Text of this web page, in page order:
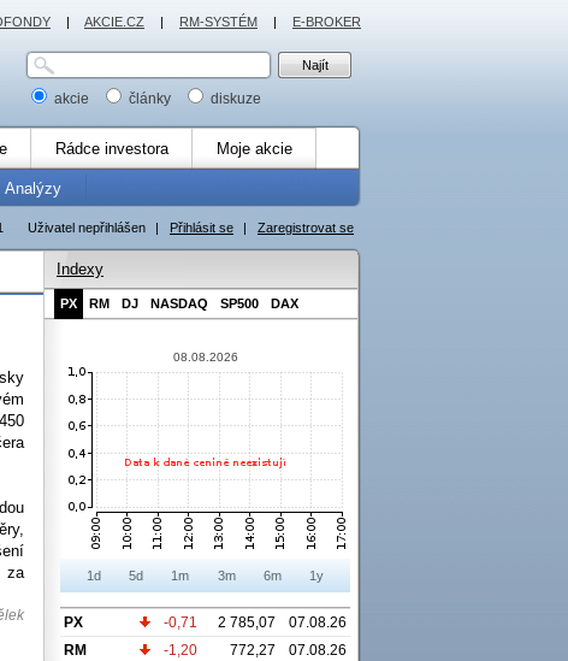
akcie články diskuze
Rádce investora Moje akcie
Analýzy
Uživatel nepřihlášen | Přihlásit se | Zaregistrovat se
za
Indexy
PX RM DJ NASDAQ SP500 DAX
08.08.2026
1d 5d 1m 3m 6m 1y
PX -0,71 2 785,07
07.08.26
RM
-1,20 772,27
07.08.26
| AKCIE.CZ | RM-SYSTÉM | E-BROKER